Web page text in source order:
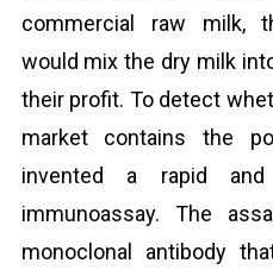
commercial raw milk,
would mix the dry milk
their profit. To detect
market contains the
invented a rapid and
immunoassay. The
monoclonal antibody